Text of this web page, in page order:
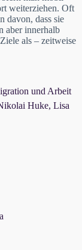
weiterziehen. Oft
davon, dass sie
aber innerhalb
als – zeitweise
und Arbeit
Huke, Lisa